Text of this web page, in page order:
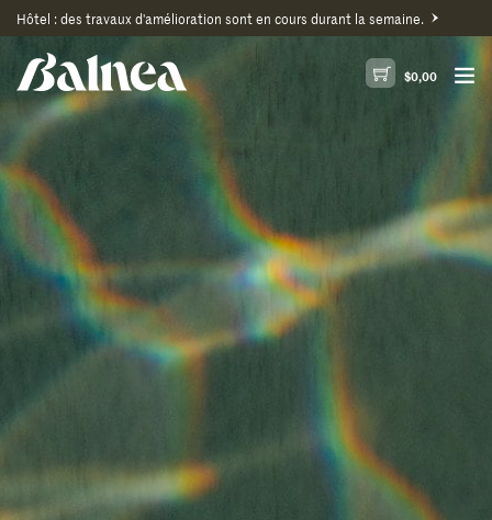
Hôtel : des travaux d'amélioration sont en cours durant la semaine.
$0,00